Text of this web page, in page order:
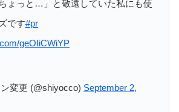
ょっと…」と敬遠していた私にも使
です#pr
geOIiCWiYP
変更 (@shiyocco) September 2,